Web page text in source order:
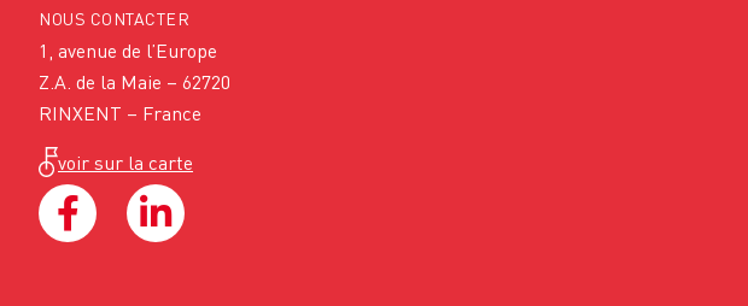
NOUS CONTACTER
1, avenue de l’Europe
Z.A. de la Maie – 62720
RINXENT – France
voir sur la carte